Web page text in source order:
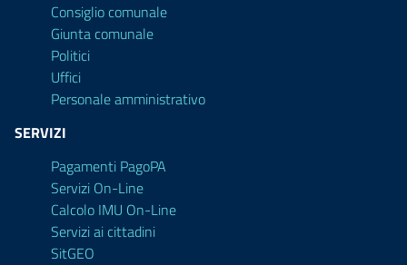
Consiglio comunale
Giunta comunale
Politici
Uffici
Personale amministrativo
SERVIZI
Pagamenti PagoPA
Servizi On-Line
Calcolo IMU On-Line
Servizi ai cittadini
SitGEO